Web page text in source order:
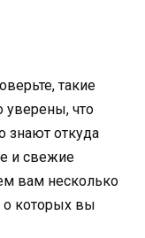
такие
уверены, что
знают откуда
и свежие
вам несколько
о которых вы